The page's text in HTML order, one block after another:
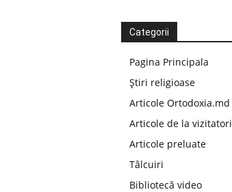
Categorii
Pagina Principala
Știri religioase
Articole Ortodoxia.md
Articole de la vizitatori
Articole preluate
Tâlcuiri
Bibliotecă video